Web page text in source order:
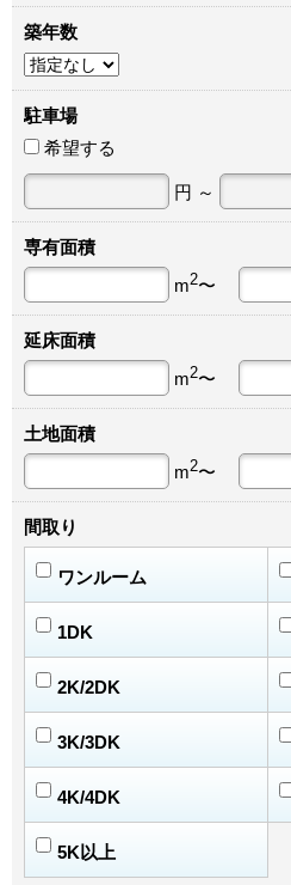
築年数
駐車場
希望する
円 ～
専有面積
m2〜
延床面積
m2〜
土地面積
m2〜
間取り
ワンルーム
1DK
2K/2DK
3K/3DK
4K/4DK
5K以上